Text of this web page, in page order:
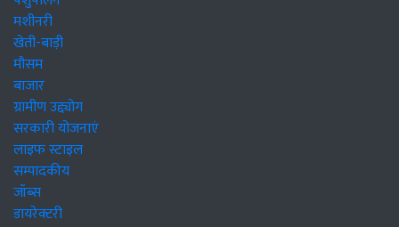
मशीनरी
खेती-बाड़ी
मौसम
बाजार
ग्रामीण उद्द्योग
सरकारी योजनाएं
लाइफ स्टाइल
सम्पादकीय
जॉब्स
डायरेक्टरी